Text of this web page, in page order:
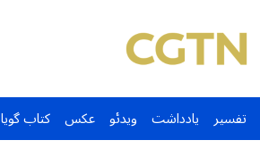
تفسیر یادداشت ویدئو عکس کتاب گویا